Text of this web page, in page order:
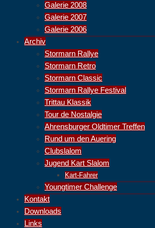
Galerie 2008
Galerie 2007
Galerie 2006
Archiv
Stormarn Rallye
Stormarn Retro
Stormarn Classic
Stormarn Rallye Festival
Trittau Klassik
Tour de Nostalgie
Ahrensburger Oldtimer Treffen
Rund um den Auering
Clubslalom
Jugend Kart Slalom
Kart-Fahrer
Youngtimer Challenge
Kontakt
Downloads
Links